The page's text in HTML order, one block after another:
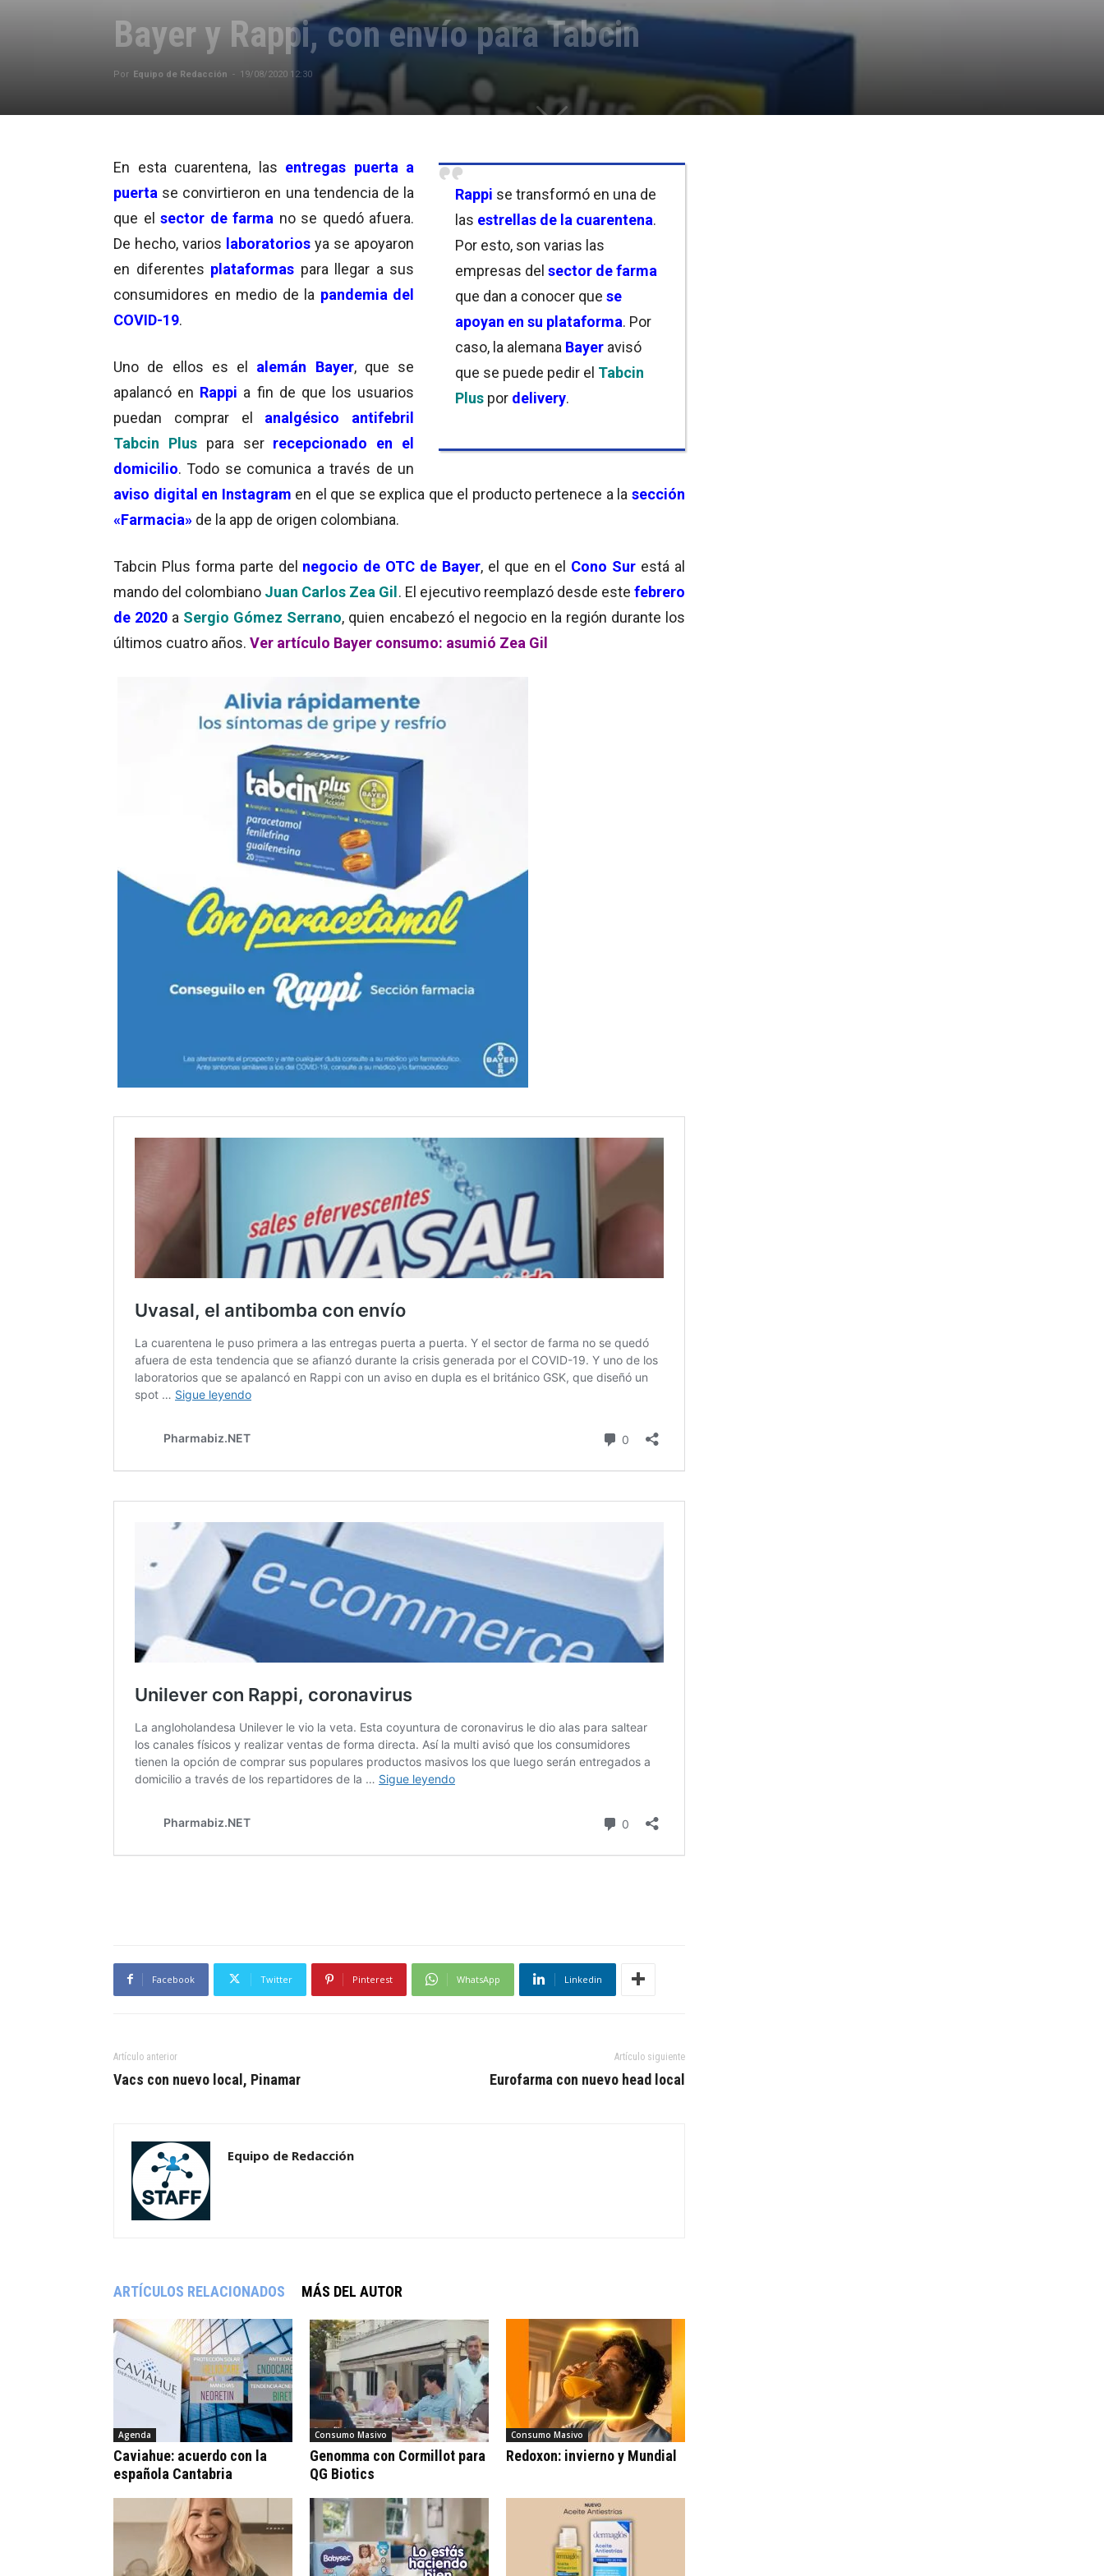
Bayer y Rappi, con envío para Tabcin
Por Equipo de Redacción - 19/08/2020 12:30
Rappi se transformó en una de
las estrellas de la cuarentena.
Por esto, son varias las
empresas del sector de farma
que dan a conocer que se
apoyan en su plataforma. Por
caso, la alemana Bayer avisó
que se puede pedir el Tabcin
Plus por delivery.
En esta cuarentena, las entregas puerta a
puerta se convirtieron en una tendencia de la
que el sector de farma no se quedó afuera.
De hecho, varios laboratorios ya se apoyaron
en diferentes plataformas para llegar a sus
consumidores en medio de la pandemia del
COVID-19.
Uno de ellos es el alemán Bayer, que se
apalancó en Rappi a fin de que los usuarios
puedan comprar el analgésico antifebril
Tabcin Plus para ser recepcionado en el
domicilio. Todo se comunica a través de un
aviso digital en Instagram en el que se explica que el producto pertenece a lasección
«Farmacia» de la app de origen colombiana.
Tabcin Plus forma parte del negocio de OTC de Bayer, el que en el Cono Sur está al
mando del colombiano Juan Carlos Zea Gil. El ejecutivo reemplazó desde este febrero
de 2020 a Sergio Gómez Serrano, quien encabezó el negocio en la región durante los
últimos cuatro años. Ver artículo Bayer consumo: asumió Zea Gil
Facebook Twitter Pinterest WhatsApp Linkedin
Artículo anterior
Vacs con nuevo local, Pinamar
Artículo siguiente
Eurofarma con nuevo head local
Equipo de Redacción
ARTÍCULOS RELACIONADOS MÁS DEL AUTOR
Agenda
Caviahue: acuerdo con la
española Cantabria
Consumo Masivo
Genomma con Cormillot para
QG Biotics
Consumo Masivo
Redoxon: invierno y Mundial